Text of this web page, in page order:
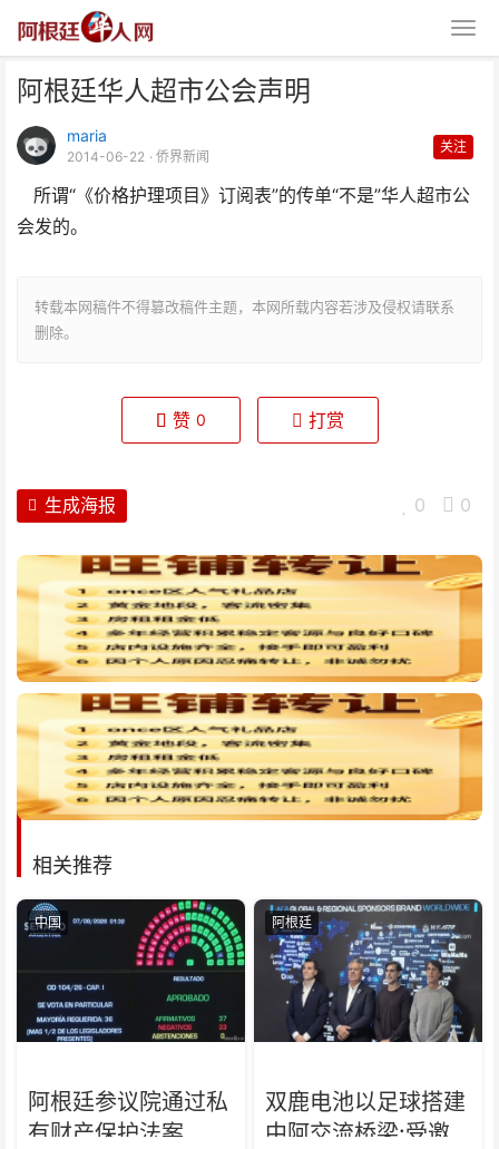
阿根廷华人超市公会声明
maria
2014-06-22 · 侨界新闻
关注
所谓“《价格护理项目》订阅表”的传单“不是”华人超市公
会发的。
转载本网稿件不得篡改稿件主题，本网所载内容若涉及侵权请联系
删除。
赞 0 打赏
0 0
生成海报
相关推荐
中国
阿根廷参议院通过私
有财产保护法案
阿根廷
双鹿电池以足球搭建
中阿交流桥梁:受邀